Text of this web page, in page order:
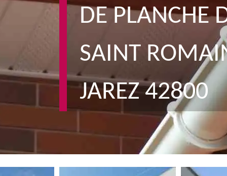
DE PLANCHE
SAINT
JAREZ 42800